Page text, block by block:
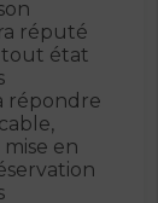
réputé
tout état
répondre
en